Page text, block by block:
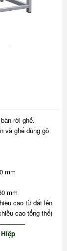
rời ghế.
và ghế dùng gỗ
mm
mm
cao từ đất lên
cao tổng thể)